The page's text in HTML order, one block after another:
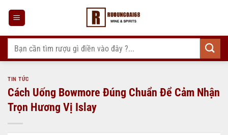
dung
Tìm
kiếm:
TIN TỨC
Cách Uống Bowmore Đúng Chuẩn Để Cảm Nhận
Trọn Hương Vị Islay